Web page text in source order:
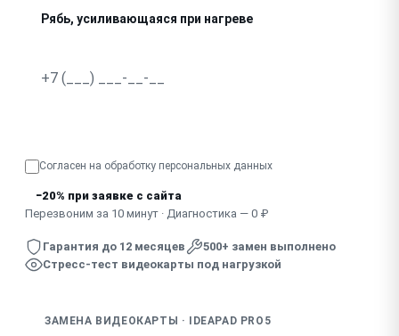
Рябь, усиливающаяся при нагреве
Видеокарта не определяется в системе
Согласен на обработку персональных данных
−20% при заявке с сайта
Перезвоним за 10 минут · Диагностика — 0 ₽
Гарантия до 12 месяцев
500+ замен выполнено
Стресс-тест видеокарты под нагрузкой
ЗАМЕНА ВИДЕОКАРТЫ · IDEAPAD PRO5